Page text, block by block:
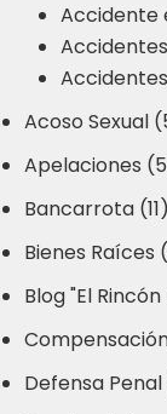
Accidente
Acoso Sexual
Apelaciones
Bancarrota (11)
Bienes Raíces
Blog "El
Defensa